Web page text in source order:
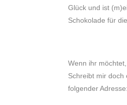
Glück und ist
Schokolade für
Wenn ihr
Schreibt mir doch
folgender Adresse: